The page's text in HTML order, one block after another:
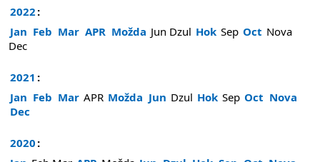
2022 :
Jan Feb Mar APR Možda Jun Dzul Hok Sep Oct Nova
Dec
2021 :
Jan Feb Mar APR Možda Jun Dzul Hok Sep Oct Nova
Dec
2020 :